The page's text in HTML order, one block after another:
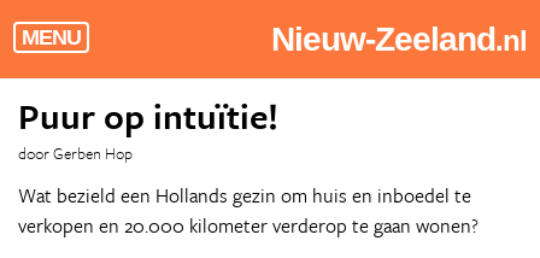
MENU Nieuw-Zeeland.nl
Puur op intuïtie!
door Gerben Hop
Wat bezield een Hollands gezin om huis en inboedel te
verkopen en 20.000 kilometer verderop te gaan wonen?